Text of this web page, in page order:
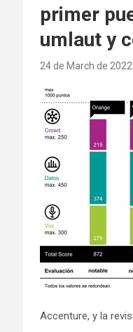
primer
umlaut y
24 de March de 2022
Accenture, y la